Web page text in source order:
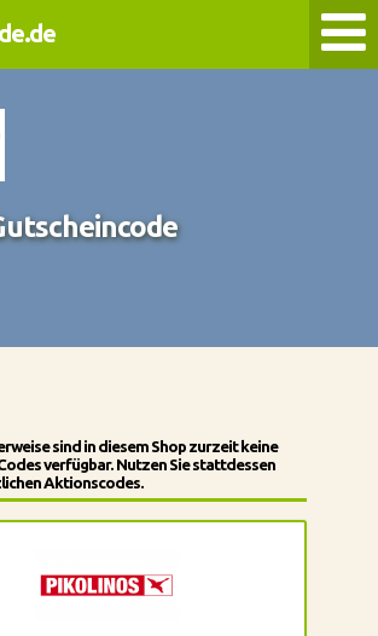
sind in diesem Shop zurzeit keine
verfügbar. Nutzen Sie stattdessen
Aktionscodes.